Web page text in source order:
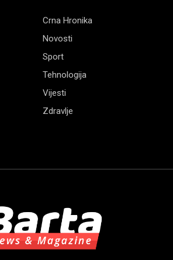
Crna Hronika
Novosti
Sport
Tehnologija
Vijesti
Zdravlje